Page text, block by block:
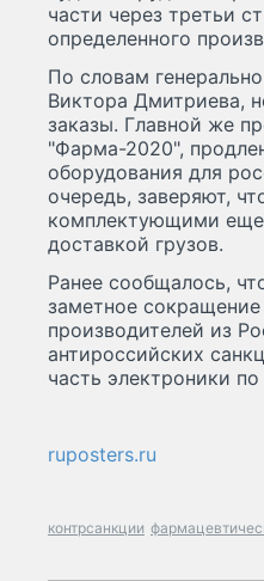
части через третьи
определенного
По словам
Виктора Дмитриева,
заказы. Главной же
"Фарма-2020",
оборудования для
очередь, заверяют,
комплектующими еще
доставкой грузов.
Ранее сообщалось,
заметное
производителей из
антироссийских
часть электроники
ruposters.ru
контрсанкции